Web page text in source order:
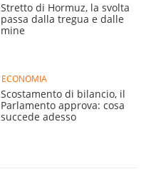
Stretto di Hormuz, la svolta
passa dalla tregua e dalle
mine
ECONOMIA
Scostamento di bilancio, il
Parlamento approva: cosa
succede adesso